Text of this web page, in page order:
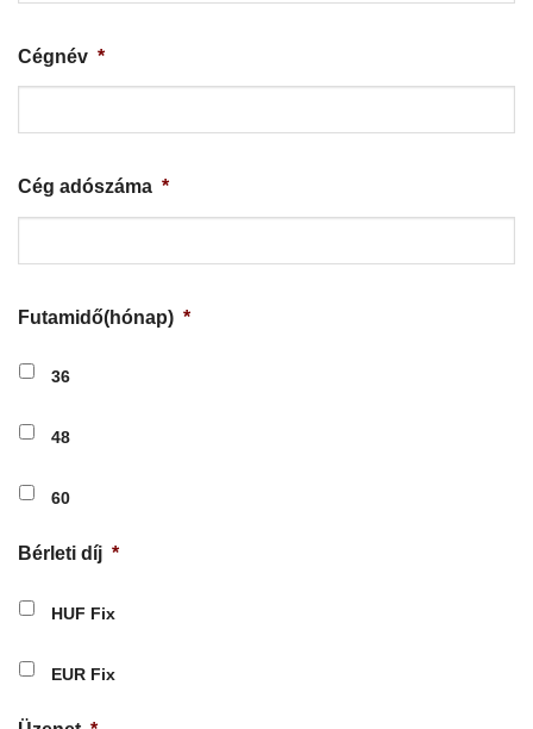
Cégnév *
Cég adószáma *
Futamidő(hónap) *
36
48
60
Bérleti díj *
HUF Fix
EUR Fix